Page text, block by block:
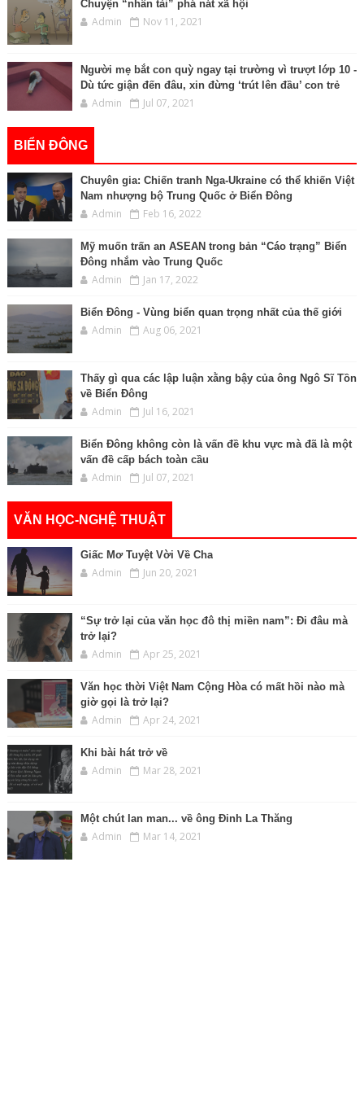
Chuyện “nhân tài” phá nát xã hội
Admin Nov 11, 2021
Người mẹ bắt con quỳ ngay tại trường vì trượt lớp 10 -
Dù tức giận đến đâu, xin đừng ‘trút lên đầu’ con trẻ
Admin Jul 07, 2021
BIỂN ĐÔNG
Chuyên gia: Chiến tranh Nga-Ukraine có thể khiến Việt
Nam nhượng bộ Trung Quốc ở Biển Đông
Admin Feb 16, 2022
Mỹ muốn trấn an ASEAN trong bản “Cáo trạng” Biển
Đông nhắm vào Trung Quốc
Admin Jan 17, 2022
Biển Đông - Vùng biển quan trọng nhất của thế giới
Admin Aug 06, 2021
Thấy gì qua các lập luận xằng bậy của ông Ngô Sĩ Tồn
về Biển Đông
Admin Jul 16, 2021
Biển Đông không còn là vấn đề khu vực mà đã là một
vấn đề cấp bách toàn cầu
Admin Jul 07, 2021
VĂN HỌC-NGHỆ THUẬT
Giấc Mơ Tuyệt Vời Về Cha
Admin Jun 20, 2021
“Sự trở lại của văn học đô thị miền nam”: Đi đâu mà
trở lại?
Admin Apr 25, 2021
Văn học thời Việt Nam Cộng Hòa có mất hồi nào mà
giờ gọi là trở lại?
Admin Apr 24, 2021
Khi bài hát trở về
Admin Mar 28, 2021
Một chút lan man... về ông Đinh La Thăng
Admin Mar 14, 2021